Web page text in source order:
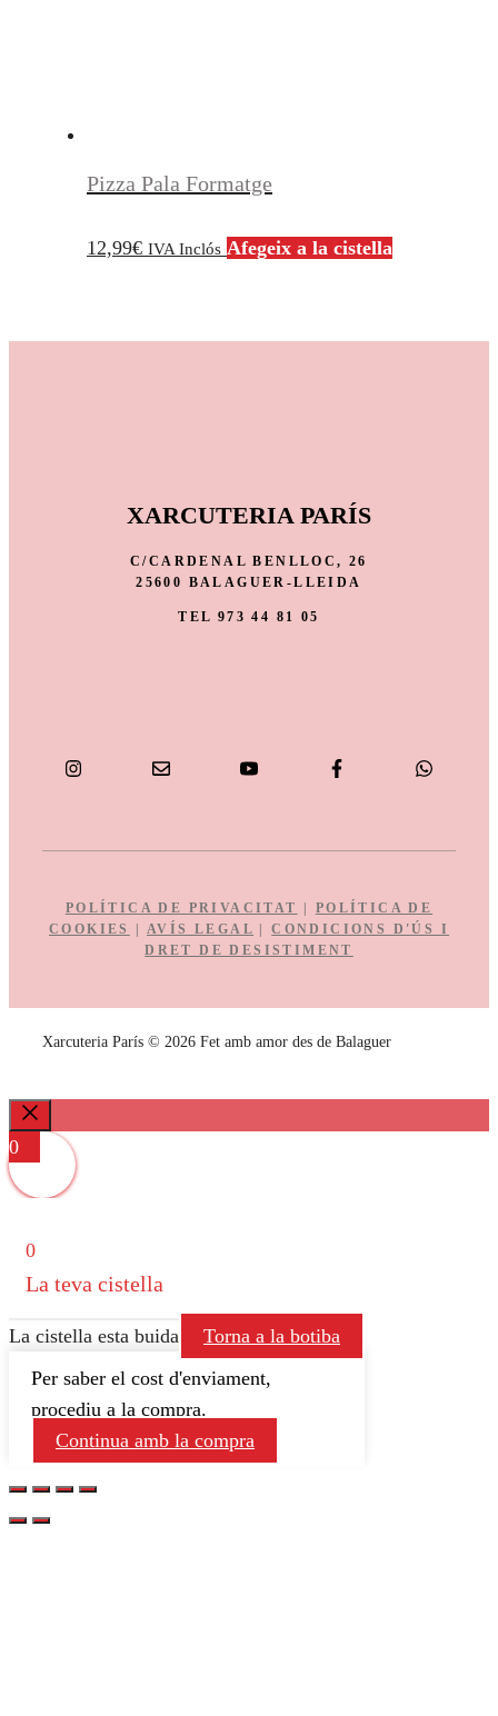
Pizza Pala Formatge
12,99€ IVA Inclós Afegeix a la cistella
XARCUTERIA PARÍS
C/CARDENAL BENLLOC, 26
25600 BALAGUER-LLEIDA
TEL 973 44 81 05
POLÍTICA DE PRIVACITAT | POLÍTICA DE
COOKIES
| AVÍS LEGAL |
CONDICIONS D'ÚS I
DRET DE DESISTIMENT
Xarcuteria París © 2026 Fet amb amor des de Balaguer
Close
0
0
La teva cistella
La cistella esta buida
Torna a la botiba
Per saber el cost d'enviament,
procediu a la compra.
Continua amb la compra